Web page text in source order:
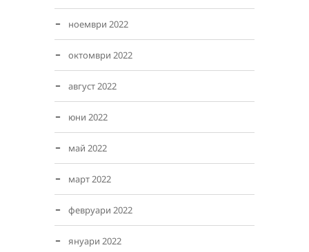
ноември 2022
октомври 2022
август 2022
юни 2022
май 2022
март 2022
февруари 2022
януари 2022